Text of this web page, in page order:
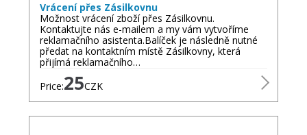
Vrácení přes Zásilkovnu
Možnost vrácení zboží přes Zásilkovnu.
Kontaktujte nás e-mailem a my vám vytvoříme
reklamačního asistenta.Balíček je následně nutné
předat na kontaktním místě Zásilkovny, která
přijímá reklamačního…
Price:25CZK